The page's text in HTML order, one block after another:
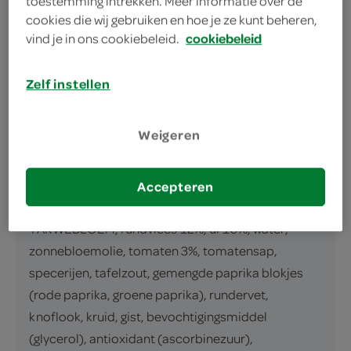
Pizzadeeg met 36% gekruide saus van
rundvlees, ui en tomaten, voorgebakken,
ingrediënten
ingrediënten
TARWEBLOEM, rundvlees 12%, ui 10%, water,
zonnebloemolie, tomaten 3%, tomatensap,
specerijen, tafelzout, gemengde paprika blokjes
(rode paprika, groene paprika), rundervet,
knoflook, kruid, gist, bevochtigingsmiddel
(glycerol), antioxidant (ascorbinezuur),
cookies die wij gebruiken en hoe je ze kunt beheren,
vind je in ons cookiebeleid. cookiebeleid
Zelf instellen
Weigeren
Accepteren